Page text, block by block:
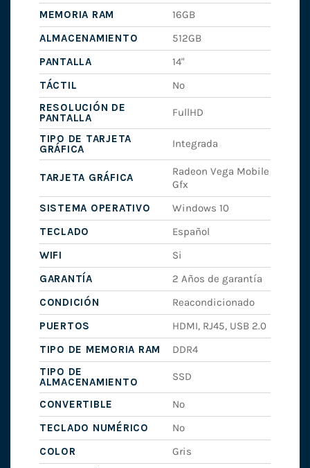
MEMORIA RAM
16GB
ALMACENAMIENTO
512GB
PANTALLA
14"
TÁCTIL
No
RESOLUCIÓN DE
PANTALLA
FullHD
TIPO DE TARJETA
GRÁFICA
Integrada
TARJETA GRÁFICA
Radeon Vega Mobile
Gfx
SISTEMA OPERATIVO
Windows 10
TECLADO
Español
WIFI
Si
GARANTÍA
2 Años de garantía
CONDICIÓN
Reacondicionado
PUERTOS
HDMI, RJ45, USB 2.0
TIPO DE MEMORIA RAM
DDR4
TIPO DE
ALMACENAMIENTO
SSD
CONVERTIBLE
No
TECLADO NUMÉRICO
No
COLOR
Gris